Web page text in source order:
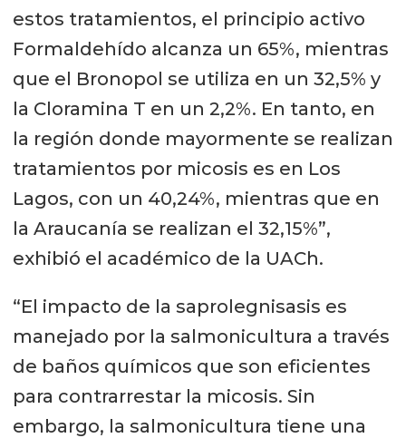
estos tratamientos, el principio activo
Formaldehído alcanza un 65%, mientras
que el Bronopol se utiliza en un 32,5% y
la Cloramina T en un 2,2%. En tanto, en
la región donde mayormente se realizan
tratamientos por micosis es en Los
Lagos, con un 40,24%, mientras que en
la Araucanía se realizan el 32,15%”,
exhibió el académico de la UACh.
“El impacto de la saprolegnisasis es
manejado por la salmonicultura a través
de baños químicos que son eficientes
para contrarrestar la micosis. Sin
embargo, la salmonicultura tiene una